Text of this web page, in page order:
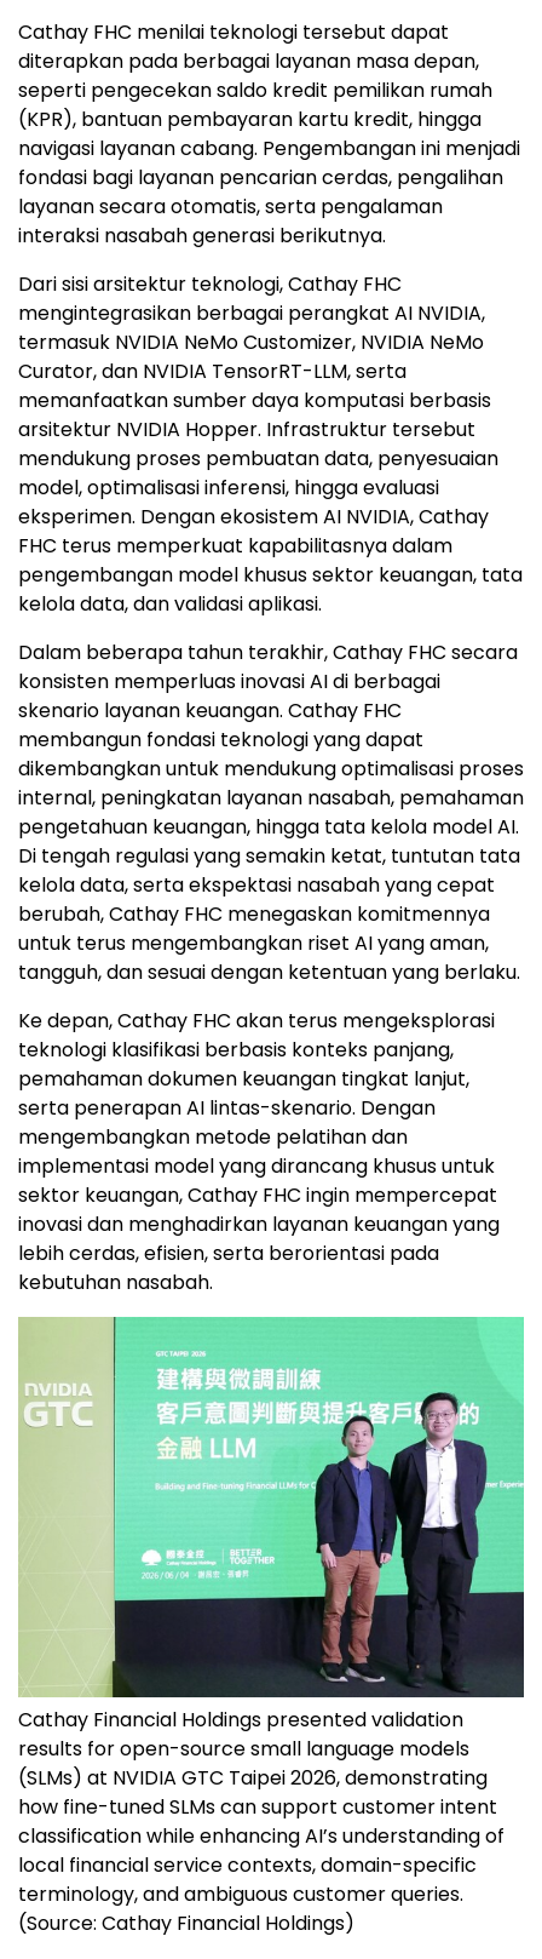
Cathay FHC menilai teknologi tersebut dapat
diterapkan pada berbagai layanan masa depan,
seperti pengecekan saldo kredit pemilikan rumah
(KPR), bantuan pembayaran kartu kredit, hingga
navigasi layanan cabang. Pengembangan ini menjadi
fondasi bagi layanan pencarian cerdas, pengalihan
layanan secara otomatis, serta pengalaman
interaksi nasabah generasi berikutnya.
Dari sisi arsitektur teknologi, Cathay FHC
mengintegrasikan berbagai perangkat AI NVIDIA,
termasuk NVIDIA NeMo Customizer, NVIDIA NeMo
Curator, dan NVIDIA TensorRT-LLM, serta
memanfaatkan sumber daya komputasi berbasis
arsitektur NVIDIA Hopper. Infrastruktur tersebut
mendukung proses pembuatan data, penyesuaian
model, optimalisasi inferensi, hingga evaluasi
eksperimen. Dengan ekosistem AI NVIDIA, Cathay
FHC terus memperkuat kapabilitasnya dalam
pengembangan model khusus sektor keuangan, tata
kelola data, dan validasi aplikasi.
Dalam beberapa tahun terakhir, Cathay FHC secara
konsisten memperluas inovasi AI di berbagai
skenario layanan keuangan. Cathay FHC
membangun fondasi teknologi yang dapat
dikembangkan untuk mendukung optimalisasi proses
internal, peningkatan layanan nasabah, pemahaman
pengetahuan keuangan, hingga tata kelola model AI.
Di tengah regulasi yang semakin ketat, tuntutan tata
kelola data, serta ekspektasi nasabah yang cepat
berubah, Cathay FHC menegaskan komitmennya
untuk terus mengembangkan riset AI yang aman,
tangguh, dan sesuai dengan ketentuan yang berlaku.
Ke depan, Cathay FHC akan terus mengeksplorasi
teknologi klasifikasi berbasis konteks panjang,
pemahaman dokumen keuangan tingkat lanjut,
serta penerapan AI lintas-skenario. Dengan
mengembangkan metode pelatihan dan
implementasi model yang dirancang khusus untuk
sektor keuangan, Cathay FHC ingin mempercepat
inovasi dan menghadirkan layanan keuangan yang
lebih cerdas, efisien, serta berorientasi pada
kebutuhan nasabah.
Cathay Financial Holdings presented validation
results for open-source small language models
(SLMs) at NVIDIA GTC Taipei 2026, demonstrating
how fine-tuned SLMs can support customer intent
classification while enhancing AI’s understanding of
local financial service contexts, domain-specific
terminology, and ambiguous customer queries.
(Source: Cathay Financial Holdings)